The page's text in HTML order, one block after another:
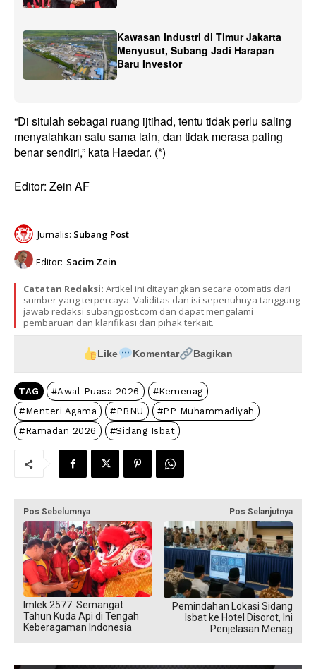
Kawasan Industri di Timur Jakarta
Menyusut, Subang Jadi Harapan
Baru Investor
“Di situlah sebagai ruang ijtihad, tentu tidak perlu saling
menyalahkan satu sama lain, dan tidak merasa paling
benar sendiri,” kata Haedar. (*)
Editor: Zein AF
Jurnalis: Subang Post
Editor: Sacim Zein
Catatan Redaksi: Artikel ini ditayangkan secara otomatis dari
sumber yang terpercaya. Validitas dan isi sepenuhnya tanggung
jawab redaksi subangpost.com dan dapat mengalami
pembaruan dan klarifikasi dari pihak terkait.
Like Komentar Bagikan
TAG #Awal Puasa 2026
#Kemenag
#Menteri Agama
#PBNU
#PP Muhammadiyah
#Ramadan 2026
#Sidang Isbat
Pos Sebelumnya
Imlek 2577: Semangat
Tahun Kuda Api di Tengah
Keberagaman Indonesia
Pos Selanjutnya
Pemindahan Lokasi Sidang
Isbat ke Hotel Disorot, Ini
Penjelasan Menag